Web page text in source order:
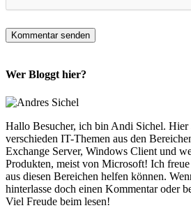
Wer Bloggt hier?
Hallo Besucher, ich bin Andi Sichel. Hier
verschieden IT-Themen aus den
Exchange Server, Windows Client und
Produkten, meist von Microsoft! Ich
aus diesen Bereichen helfen können.
hinterlasse doch einen Kommentar oder
Viel Freude beim lesen!